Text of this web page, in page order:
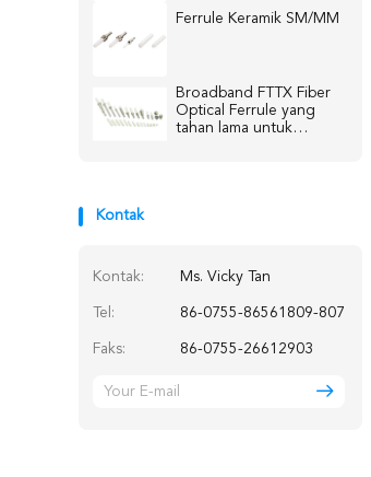
Ferrule Keramik SM/MM
Broadband FTTX Fiber
Optical Ferrule yang
tahan lama untuk
Kontak
Kontak: Ms. Vicky Tan
Tel: 86-0755-86561809-807
Faks: 86-0755-26612903